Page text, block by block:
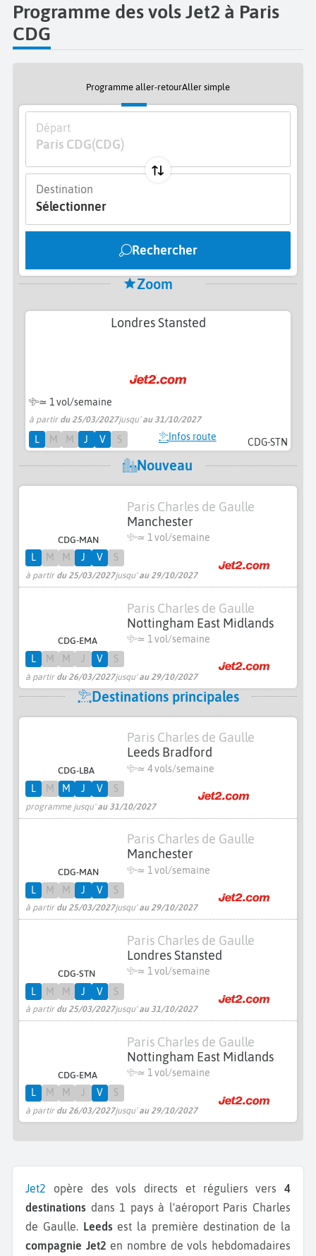
Programme des vols Jet2 à Paris
CDG
Programme aller-retourAller simple
Départ
Paris CDG(CDG)
Destination
Sélectionner
Rechercher
Zoom
CDG-STN
Londres Stansted
≃ 1 vol/semaine
à partir du 25/03/2027jusqu'au 31/10/2027
L M M J V S Infos route
Nouveau
CDG-MAN
Paris Charles de Gaulle
Manchester
≃ 1 vol/semaine
à partir du 25/03/2027jusqu'au 29/10/2027
L M M J V S
CDG-EMA
Paris Charles de Gaulle
Nottingham East Midlands
≃ 1 vol/semaine
à partir du 26/03/2027jusqu'au 29/10/2027
L M M J V S
Destinations principales
CDG-LBA
Paris Charles de Gaulle
Leeds Bradford
≃ 4 vols/semaine
programme jusqu'au 31/10/2027
L M M J V S
CDG-MAN
Paris Charles de Gaulle
Manchester
≃ 1 vol/semaine
à partir du 25/03/2027jusqu'au 29/10/2027
L M M J V S
CDG-STN
Paris Charles de Gaulle
Londres Stansted
≃ 1 vol/semaine
à partir du 25/03/2027jusqu'au 31/10/2027
L M M J V S
CDG-EMA
Paris Charles de Gaulle
Nottingham East Midlands
≃ 1 vol/semaine
à partir du 26/03/2027jusqu'au 29/10/2027
L M M J V S
Jet2 opère des vols directs et réguliers vers 4
destinations dans 1 pays à l'aéroport Paris Charles
de Gaulle. Leeds est la première destination de la
compagnie Jet2 en nombre de vols hebdomadaires